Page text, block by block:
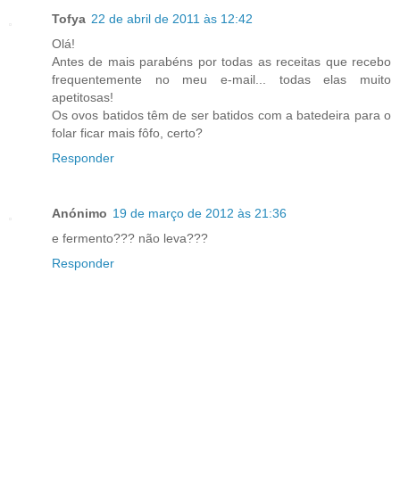
Tofya 22 de abril de 2011 às 12:42
Olá!
Antes de mais parabéns por todas as receitas que recebo
frequentemente no meu e-mail... todas elas muito
apetitosas!
Os ovos batidos têm de ser batidos com a batedeira para o
folar ficar mais fôfo, certo?
Responder
Anónimo 19 de março de 2012 às 21:36
e fermento??? não leva???
Responder